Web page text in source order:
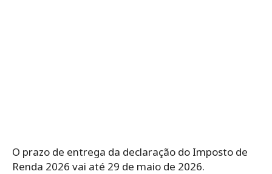
O prazo de entrega da declaração do Imposto de
Renda 2026 vai até 29 de maio de 2026.